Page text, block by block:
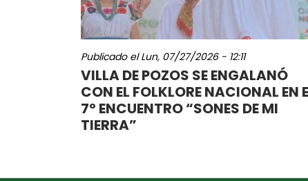
Publicado elLun, 07/27/2026 - 12:11
VILLA DE POZOS SE ENGALANÓ
CON EL FOLKLORE NACIONAL EN
7º ENCUENTRO “SONES DE MI
TIERRA”